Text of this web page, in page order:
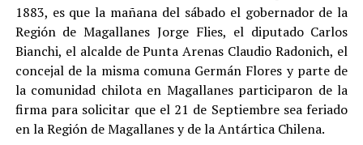
En el ámbito civil, elJuzgado de Letras de Castrodictó
enseptiembre de 2023una sentencia que obliga a
Pedro Montecinos apagar una indemnización total de
$120 millonespor concepto de daño moral:
$80 millonesa favor de la víctima.
1883, es que la mañana del sábado el gobernador de la
Región de Magallanes Jorge Flies, el diputado Carlos
Bianchi, el alcalde de Punta Arenas Claudio Radonich, el
concejal de la misma comuna Germán Flores y parte de
la comunidad chilota en Magallanes participaron de la
firma para solicitar que el 21 de Septiembre sea feriado
en la Región de Magallanes y de la Antártica Chilena.